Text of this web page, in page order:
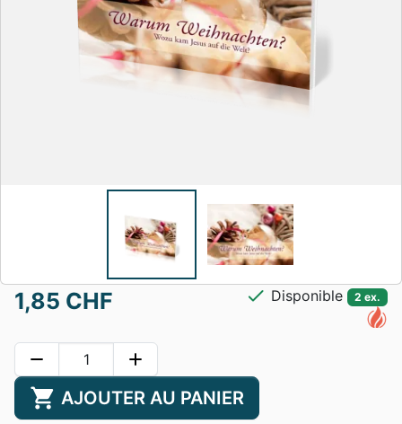
1,85 CHF check Disponible 2 ex.
remove add
shopping_cart AJOUTER AU PANIER